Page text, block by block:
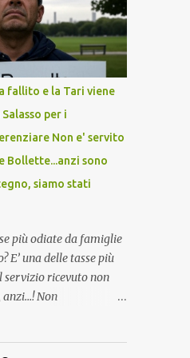
Qualcuno a suo
come: l' Amaro
Ghiacciato, ma
a Temperatura
l'articolo per NON
fallito e la Tari viene
per i
Non e' servito
Bollette...anzi sono
siamo stati
più odiate da famiglie
E’ una delle tasse più
servizio ricevuto non
anzi…! Non
a casa, abbiamo